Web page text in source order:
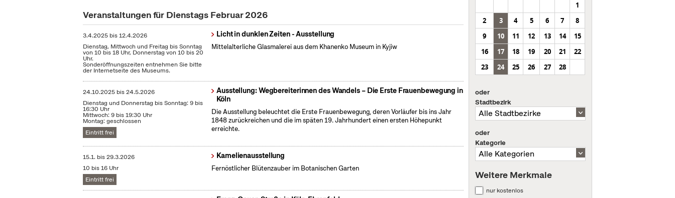
Veranstaltungen für Dienstags Februar 2026
3.4.2025 bis12.4.2026
Dienstag, Mittwoch und Freitag bis Sonntag
von 10 bis 18 Uhr, Donnerstag von 10 bis 20
Uhr.
Sonderöffnungszeiten entnehmen Sie bitte
der Internetseite des Museums.
Licht in dunklen Zeiten - Ausstellung
Mittelalterliche Glasmalerei aus dem Khanenko Museum in Kyjiw
24.10.2025 bis24.5.2026
Dienstag und Donnerstag bis Sonntag: 9 bis
16:30 Uhr
Mittwoch: 9 bis 19:30 Uhr
Montag: geschlossen
Eintritt frei
Ausstellung: Wegbereiterinnen des Wandels – Die Erste Frauenbewegung in
Köln
Die Ausstellung beleuchtet die Erste Frauenbewegung, deren Vorläufer bis ins Jahr
1848 zurückreichen und die im späten 19. Jahrhundert einen ersten Höhepunkt
erreichte.
15.1. bis29.3.2026
10 bis 16 Uhr
Eintritt frei
Kamelienausstellung
Fernöstlicher Blütenzauber im Botanischen Garten
1
2
3 4 5 6 7
8
9
10 11 12 13 14
15
16
17 18 19 20 21
22
23
24 25 26 27 28
oder
Stadtbezirk
oder
Kategorie
Weitere Merkmale
nur kostenlos